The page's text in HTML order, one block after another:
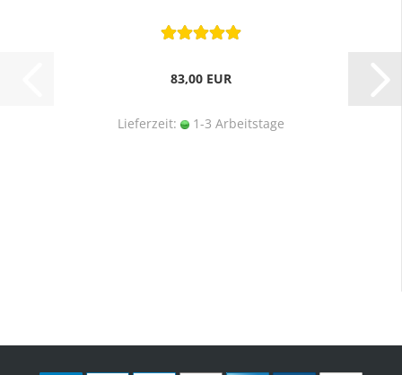
83,00 EUR
Lieferzeit: 1-3 Arbeitstage